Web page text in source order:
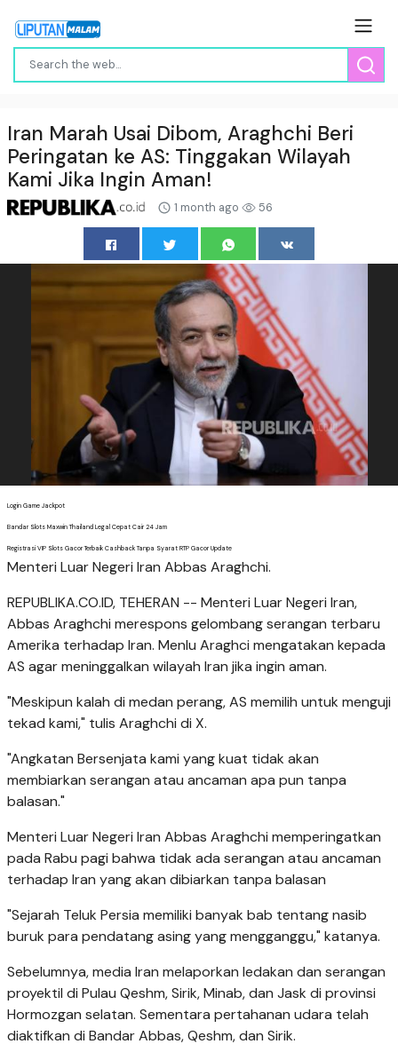
Iran Marah Usai Dibom, Araghchi Beri
Peringatan ke AS: Tinggakan Wilayah
Kami Jika Ingin Aman!
1 month ago 56
Login Game Jackpot
Bandar Slots Maxwin Thailand Legal Cepat Cair 24 Jam
Registrasi VIP Slots Gacor Terbaik Cashback Tanpa Syarat RTP Gacor Update
Menteri Luar Negeri Iran Abbas Araghchi.
REPUBLIKA.CO.ID, TEHERAN -- Menteri Luar Negeri Iran,
Abbas Araghchi merespons gelombang serangan terbaru
Amerika terhadap Iran. Menlu Araghci mengatakan kepada
AS agar meninggalkan wilayah Iran jika ingin aman.
"Meskipun kalah di medan perang, AS memilih untuk menguji
tekad kami," tulis Araghchi di X.
"Angkatan Bersenjata kami yang kuat tidak akan
membiarkan serangan atau ancaman apa pun tanpa
balasan."
Menteri Luar Negeri Iran Abbas Araghchi memperingatkan
pada Rabu pagi bahwa tidak ada serangan atau ancaman
terhadap Iran yang akan dibiarkan tanpa balasan
"Sejarah Teluk Persia memiliki banyak bab tentang nasib
buruk para pendatang asing yang mengganggu," katanya.
Sebelumnya, media Iran melaporkan ledakan dan serangan
proyektil di Pulau Qeshm, Sirik, Minab, dan Jask di provinsi
Hormozgan selatan. Sementara pertahanan udara telah
diaktifkan di Bandar Abbas, Qeshm, dan Sirik.